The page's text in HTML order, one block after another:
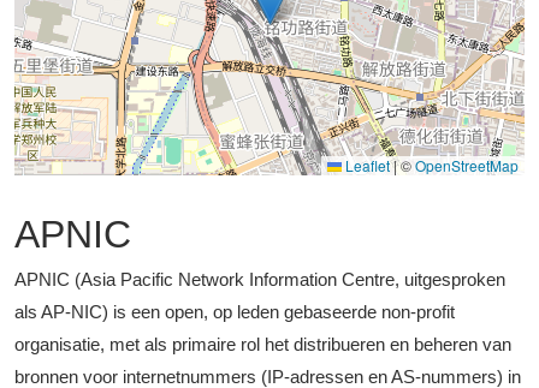
Leaflet|©OpenStreetMap
APNIC
APNIC (Asia Pacific Network Information Centre, uitgesproken
als AP-NIC) is een open, op leden gebaseerde non-profit
organisatie, met als primaire rol het distribueren en beheren van
bronnen voor internetnummers (IP-adressen en AS-nummers) in